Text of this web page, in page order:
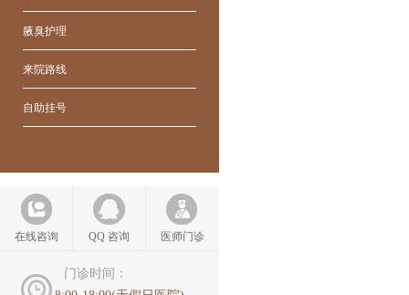
腋臭护理
来院路线
自助挂号
在线咨询 QQ 咨询 医师门诊
门诊时间：